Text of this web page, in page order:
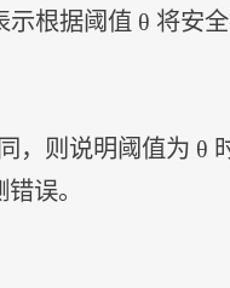
示根据阈值 θ 将安
，则说明阈值为 θ
误。